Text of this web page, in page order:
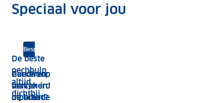
Speciaal voor jou
De beste
pechhulp,
altijd
dichtbij
Eenvoudig en met korting
Parkeren
met je
mobiel
ANWB Autoverzekeringen
Goed
verzekerd
bij schade
Bespaar met de gratis app
Goedkoop
tanken in
de buurt?